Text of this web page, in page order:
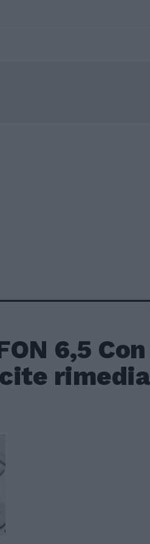
6,5 Con
rimedia